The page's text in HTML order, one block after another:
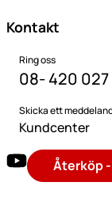
Kontakt
Ring oss
08- 420 027
Skicka ett
Kundcenter
Återköp